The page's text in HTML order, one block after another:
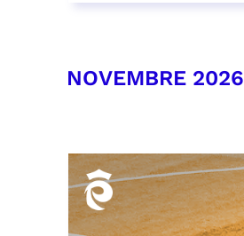
RÉSERVER
NOVEMBRE 2026